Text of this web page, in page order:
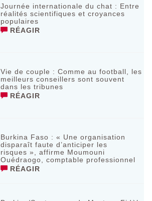
Journée internationale du chat : Entre
réalités scientifiques et croyances
populaires
RÉAGIR
Vie de couple : Comme au football, les
meilleurs conseillers sont souvent
dans les tribunes
RÉAGIR
Burkina Faso : « Une organisation
disparaît faute d’anticiper les
risques », affirme Moumouni
Ouédraogo, comptable professionnel
RÉAGIR